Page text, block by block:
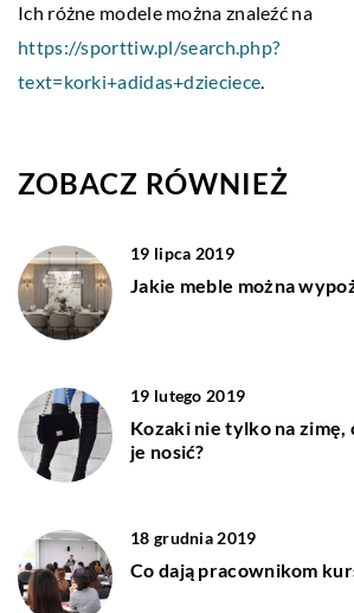
Ich różne modele można znaleźć na
https://sporttiw.pl/search.php?
text=korki+adidas+dzieciece.
ZOBACZ RÓWNIEŻ
19 lipca 2019
Jakie meble można
19 lutego 2019
Kozaki nie tylko na zimę,
je nosić?
18 grudnia 2019
Co dają pracownikom